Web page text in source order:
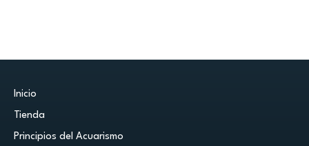
Inicio
Tienda
Principios del Acuarismo